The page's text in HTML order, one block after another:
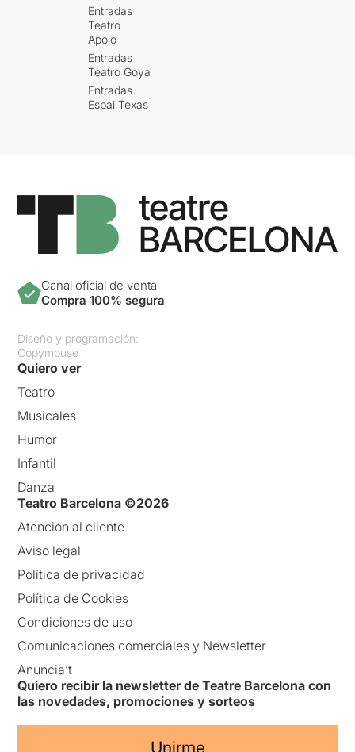
Entradas
Teatro
Apolo
Entradas
Teatro Goya
Entradas
Espai Texas
Canal oficial de venta
Compra 100% segura
Diseño y programación:
Copymouse
Quiero ver
Teatro
Musicales
Humor
Infantil
Danza
Teatro Barcelona ©2026
Atención al cliente
Aviso legal
Política de privacidad
Política de Cookies
Condiciones de uso
Comunicaciones comerciales y Newsletter
Anuncia’t
Quiero recibir la newsletter de Teatre Barcelona con
las novedades, promociones y sorteos
Unirme